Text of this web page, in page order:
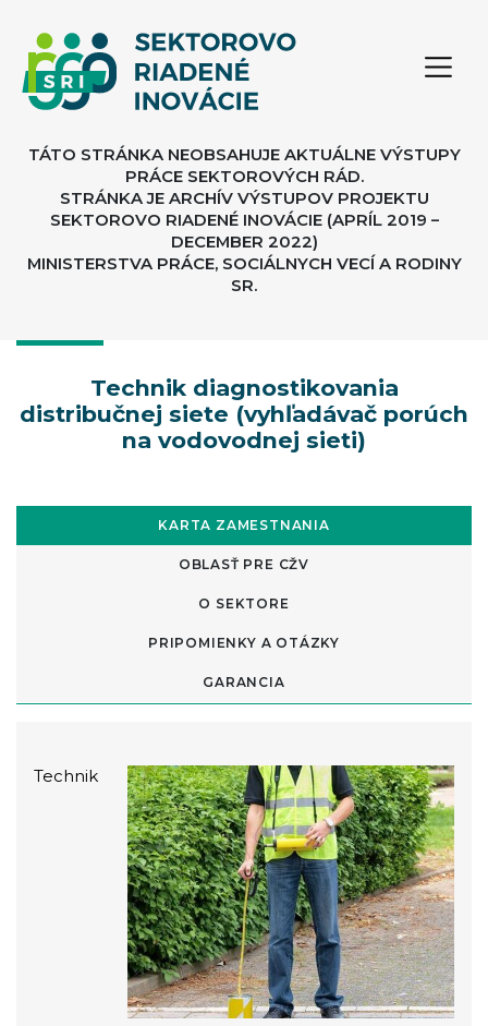
TÁTO STRÁNKA NEOBSAHUJE AKTUÁLNE VÝSTUPY
PRÁCE SEKTOROVÝCH RÁD.
STRÁNKA JE ARCHÍV VÝSTUPOV PROJEKTU
SEKTOROVO RIADENÉ INOVÁCIE (APRÍL 2019 –
DECEMBER 2022)
MINISTERSTVA PRÁCE, SOCIÁLNYCH VECÍ A RODINY
SR.
Technik diagnostikovania
distribučnej siete (vyhľadávač porúch
na vodovodnej sieti)
KARTA ZAMESTNANIA
OBLASŤ PRE CŽV
O SEKTORE
PRIPOMIENKY A OTÁZKY
GARANCIA
Technik